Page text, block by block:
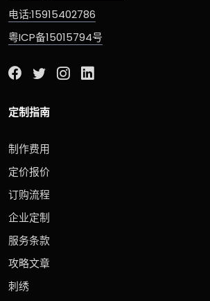
电话:15915402786
粤ICP备15015794号
定制指南
制作费用
定价报价
订购流程
企业定制
服务条款
攻略文章
刺绣